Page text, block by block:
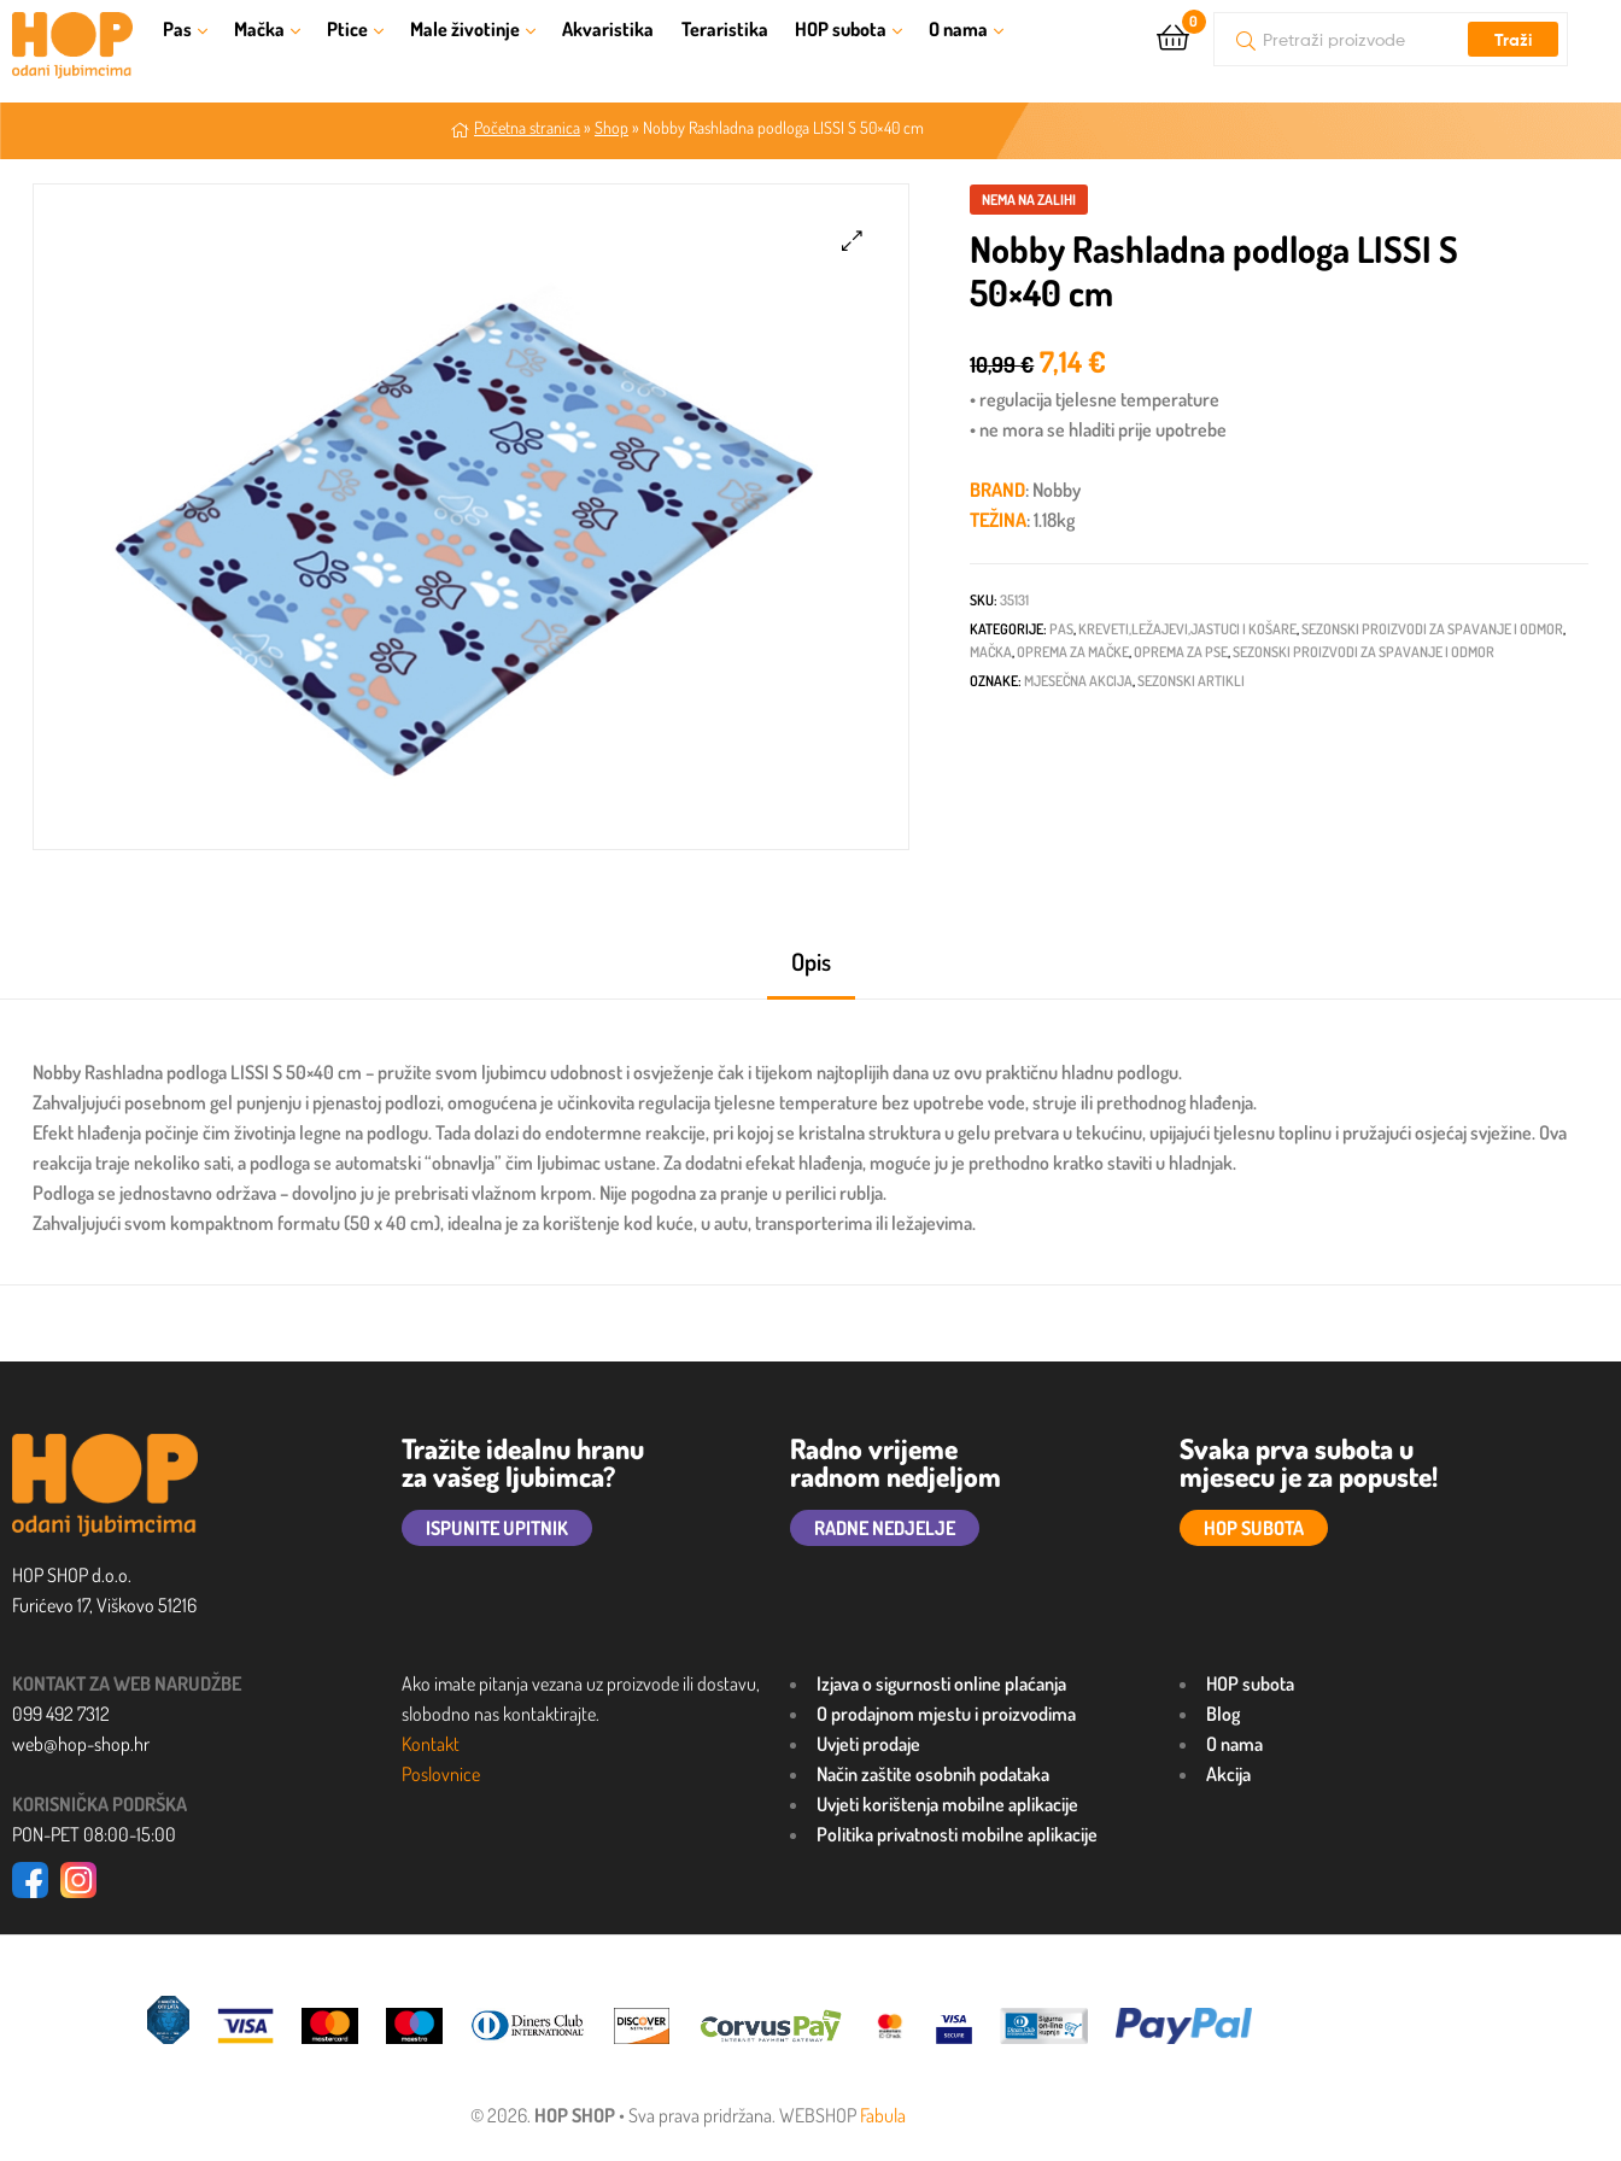
Pas Mačka Ptice Male životinje Akvaristika Teraristika HOP subota O nama 0
Traži
Početna stranica» Shop» Nobby Rashladna podloga LISSI S 50×40 cm
NEMA NA ZALIHI
Nobby Rashladna podloga LISSI S
50×40 cm
10,99€ 7,14€
• regulacija tjelesne temperature
• ne mora se hladiti prije upotrebe
BRAND: Nobby
TEŽINA: 1.18kg
SKU:35131
KATEGORIJE: PAS, KREVETI,LEŽAJEVI,JASTUCI I KOŠARE,SEZONSKI PROIZVODI ZA SPAVANJE I ODMOR,
MAČKA,OPREMA ZA MAČKE,OPREMA ZA PSE,SEZONSKI PROIZVODI ZA SPAVANJE I ODMOR
OZNAKE: MJESEČNA AKCIJA,SEZONSKI ARTIKLI
Opis
Nobby Rashladna podloga LISSI S 50×40 cm – pružite svom ljubimcu udobnost i osvježenje čak i tijekom najtoplijih dana uz ovu praktičnu hladnu podlogu.
Zahvaljujući posebnom gel punjenju i pjenastoj podlozi, omogućena je učinkovita regulacija tjelesne temperature bez upotrebe vode, struje ili prethodnog hlađenja.
Efekt hlađenja počinje čim životinja legne na podlogu. Tada dolazi do endotermne reakcije, pri kojoj se kristalna struktura u gelu pretvara u tekućinu, upijajući tjelesnu toplinu i pružajući osjećaj svježine. Ova
reakcija traje nekoliko sati, a podloga se automatski “obnavlja” čim ljubimac ustane. Za dodatni efekat hlađenja, moguće ju je prethodno kratko staviti u hladnjak.
Podloga se jednostavno održava – dovoljno ju je prebrisati vlažnom krpom. Nije pogodna za pranje u perilici rublja.
Zahvaljujući svom kompaktnom formatu (50 x 40 cm), idealna je za korištenje kod kuće, u autu, transporterima ili ležajevima.
HOP SHOP d.o.o.
Furićevo 17, Viškovo 51216
Tražite idealnu hranu
za vašeg ljubimca?
ISPUNITE UPITNIK
Radno vrijeme
radnom nedjeljom
RADNE NEDJELJE
Svaka prva subota u
mjesecu je za popuste!
HOP SUBOTA
KONTAKT ZA WEB NARUDŽBE
099 492 7312
web@hop-shop.hr
KORISNIČKA PODRŠKA
PON-PET 08:00-15:00
Ako imate pitanja vezana uz proizvode ili dostavu,
slobodno nas kontaktirajte.
Kontakt
Poslovnice
Izjava o sigurnosti online plaćanja
O prodajnom mjestu i proizvodima
Uvjeti prodaje
Način zaštite osobnih podataka
Uvjeti korištenja mobilne aplikacije
Politika privatnosti mobilne aplikacije
HOP subota
Blog
O nama
Akcija
© 2026. HOP SHOP• Sva prava pridržana. WEBSHOP Fabula